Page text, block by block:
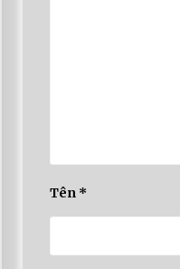
Tên *